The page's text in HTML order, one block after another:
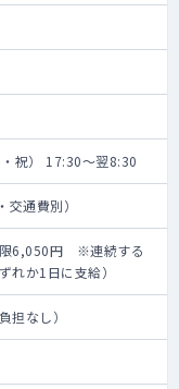
祝） 17:30～翌8:30
通費別）
限6,050円 ※連続する
れか1日に支給）
担なし）